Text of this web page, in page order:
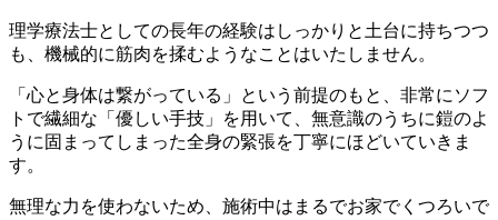
理学療法士としての長年の経験はしっかりと土台に持ちつつ
も、機械的に筋肉を揉むようなことはいたしません。
「心と身体は繋がっている」という前提のもと、非常にソフ
トで繊細な「優しい手技」を用いて、無意識のうちに鎧のよ
うに固まってしまった全身の緊張を丁寧にほどいていきま
す。
無理な力を使わないため、施術中はまるでお家でくつろいで